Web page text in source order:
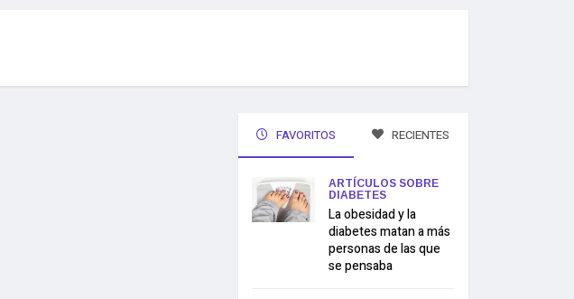
FAVORITOS RECIENTES
ARTÍCULOS SOBRE
DIABETES
La obesidad y la
diabetes matan a más
personas de las que
se pensaba